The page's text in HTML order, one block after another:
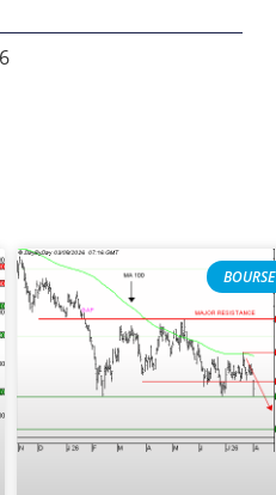
BOURSE